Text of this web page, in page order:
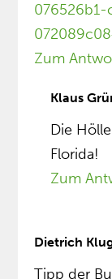
Zum
Klaus
Die
Florida!
Zum
Dietrich
Tipp der